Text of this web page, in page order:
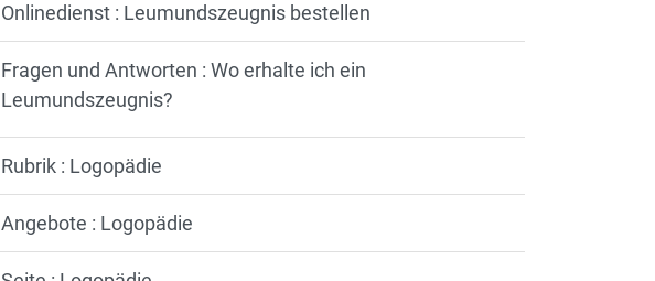
Onlinedienst : Leumundszeugnis bestellen
Fragen und Antworten : Wo erhalte ich ein
Leumundszeugnis?
Rubrik : Logopädie
Angebote : Logopädie